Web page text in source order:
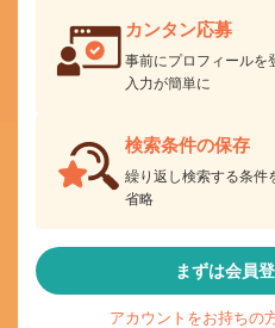
カンタン応募
事前にプロフィールを
入力が簡単に
検索条件の保存
繰り返し検索する条件
省略
まずは会員
アカウントをお持ちの